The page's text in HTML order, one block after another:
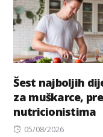
Šest najboljih
za muškarce,
nutricionistima
Posted
05/08/2026